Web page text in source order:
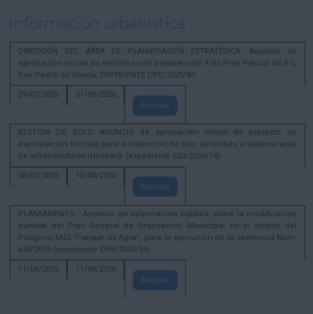
Información urbanística
DIRECCIÓN DEL ÁREA DE PLANIFICACIÓN ESTRATÉGICA. Anuncio de
aprobación inicial da modificación puntual núm 4 do Plan Parcial do S-2,
San Pedro de Visma, EXPEDIENTE DPE/2025/83
29/07/2026
31/08/2026
Amosar
XESTIÓN DO SOLO. ANUNCIO de aprobación inicial do proxecto de
expropiación forzosa para a obtención de solo destinado a sistema xeral
de infraestruturas (Nostián). (expediente 620/2026/14)
08/07/2026
10/08/2026
Amosar
PLANEAMENTO . Anuncio de información pública sobre la modificación
puntual del Plan General de Ordenación Municipal en el ámbito del
Polígono M22 "Parque do Agra", para la ejecución de la sentencia Núm.
620/2015 (expediente DPE/2025/56)
11/06/2026
11/08/2026
Amosar